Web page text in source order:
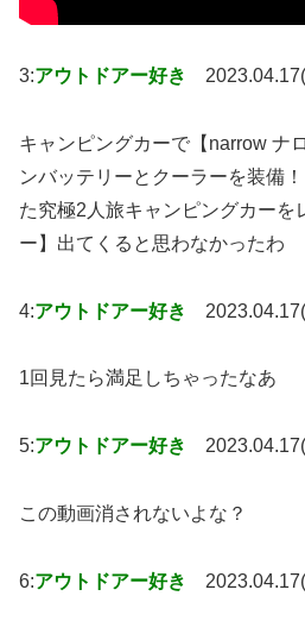
3:アウトドアー好き
キャンピングカーで【narrow ナ
ンバッテリーとクーラーを装備
た究極2人旅キャンピングカーを
ー】出てくると思わなかったわ
4:アウトドアー好き
1回見たら満足しちゃったなあ
5:アウトドアー好き
この動画消されないよな？
6:アウトドアー好き